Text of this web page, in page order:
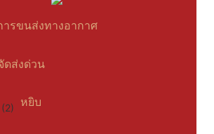
ารขนส่งทางอากาศ
ดส่งด่วน
หยิบ